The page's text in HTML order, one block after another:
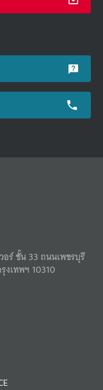
อร์ ชั้น 33 ถนนเพชรบุรี
งเทพฯ 10310